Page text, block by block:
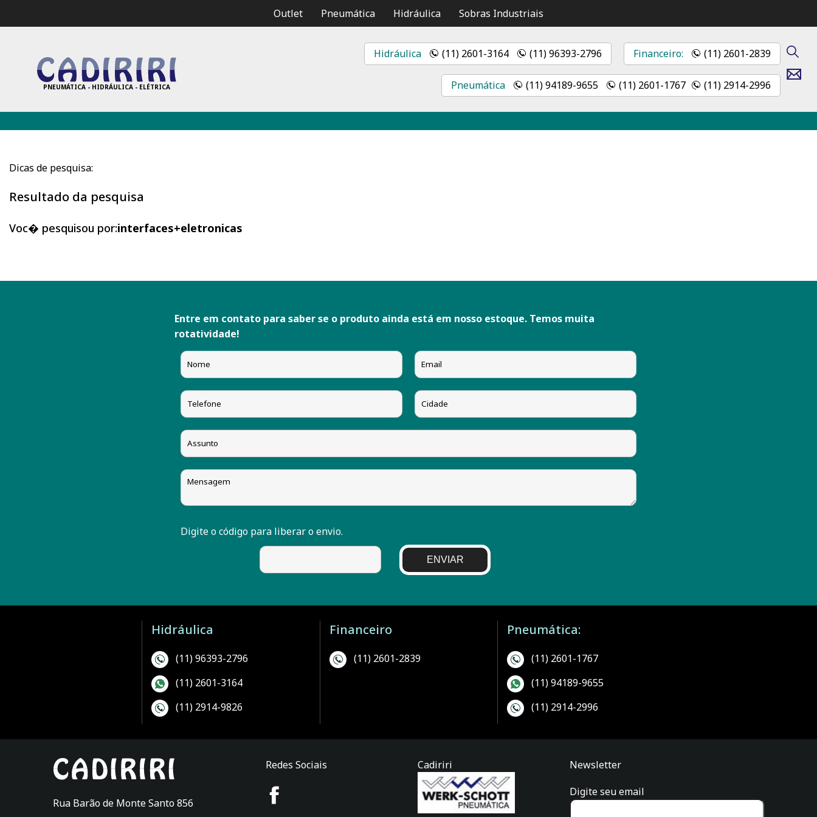
Contato
Outlet Pneumática Hidráulica Sobras Industriais
PNEUMÁTICA - HIDRÁULICA - ELÉTRICA
Hidráulica (11) 2601-3164 (11) 96393-2796 Financeiro: (11) 2601-2839
Pneumática (11) 94189-9655 (11) 2601-1767 (11) 2914-2996
Dicas de pesquisa:
Resultado da pesquisa
Voc� pesquisou por:interfaces+eletronicas
Entre em contato para saber se o produto ainda está em nosso estoque. Temos muita
rotatividade!
Digite o código para liberar o envio.
ENVIAR
Hidráulica
(11) 96393-2796
(11) 2601-3164
(11) 2914-9826
Financeiro
(11) 2601-2839
Pneumática:
(11) 2601-1767
(11) 94189-9655
(11) 2914-2996
Rua Barão de Monte Santo 856
Redes Sociais Cadiriri
Newsletter
Digite seu email